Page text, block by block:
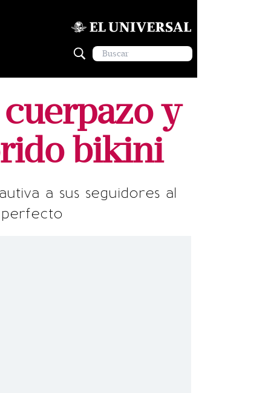
y
bikini
a sus seguidores al